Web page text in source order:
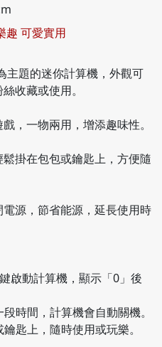
趣 可愛實用
主題的迷你計算機，外觀可
收藏或使用。
，一物兩用，增添趣味性。
掛在包包或鑰匙上，方便隨
源，節省能源，延長使用時
啟動計算機，顯示「0」後
時間，計算機會自動關機。
匙上，隨時使用或玩樂。